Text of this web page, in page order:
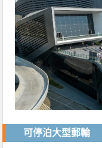
可停泊大型郵輪